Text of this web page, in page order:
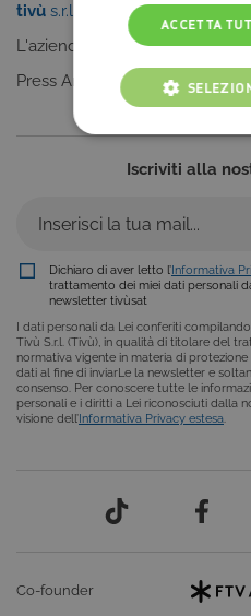
tivù s.r.l.
L'azienda
Press Area
Iscriviti alla
Dichiaro di aver letto l’Informativa
trattamento dei miei dati personali
newsletter tivùsat
I dati personali da Lei conferiti
Tivù S.r.l. (Tivù), in qualità di titolare del
normativa vigente in materia di
dati al fine di inviarLe la newsletter e
consenso. Per conoscere tutte le
personali e i diritti a Lei riconosciuti dalla
visione dell’Informativa Privacy estesa
Co-founder
ACCETTA
COOKIE
COOKIE DI
FUNZIONALITÀ
Cookie tecnici
Cookie di
risposta ad azioni da te
navigazione, che
servizi ai sensi di legge,
ricordando le scelte e in
selezionati (es. lingua,